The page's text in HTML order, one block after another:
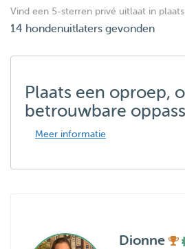
Vind een 5-sterren privé uitlaat in
14 hondenuitlaters gevonden
Plaats een oproep,
betrouwbare
Meer informatie
Dionne